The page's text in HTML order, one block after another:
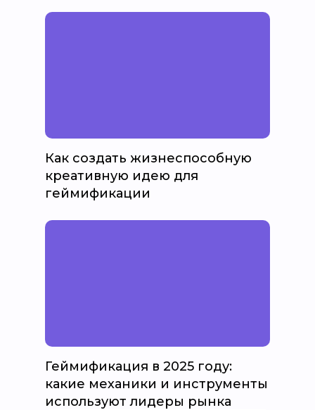
Как создать жизнеспособную
креативную идею для
геймификации
Геймификация в 2025 году:
какие механики и инструменты
используют лидеры рынка